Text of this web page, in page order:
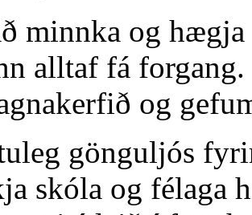
minnka og
alltaf fá
og
gönguljós
skóla og félaga